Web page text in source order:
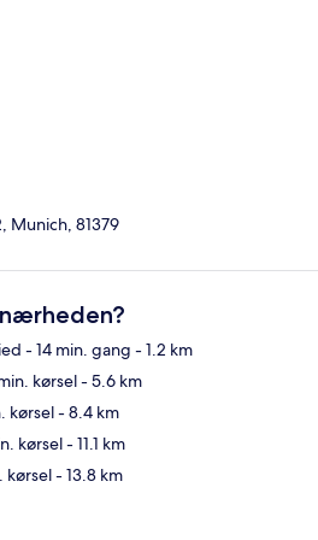
Munich, 81379
- 14 min. gang - 1.2 km
kørsel- 5.6 km
kørsel- 8.4 km
kørsel- 11.1 km
kørsel- 13.8 km